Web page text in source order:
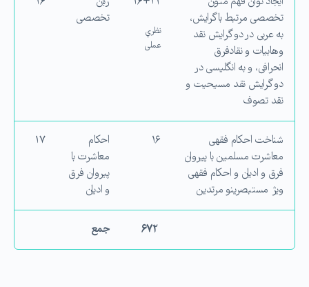
تخصصی مرتبط با گرایش،
به عربی در دو گرایش نقد
وهابیات و نقادفرق
انحرافی، و به انگلیسی در
دو گرایش نقد مسیحیت و
نقد تصوف
نظري
عملی
تخصصی
شناخت احكام فقهی
معاشرت مسلمین با پیروان
فرق و ادیان و احكام فقهی
ویژ مستبصرینو مرتدین
احكام
معاشرت با
پیروان فرق
و ادیان
۱۷
۶۷۲ جمع